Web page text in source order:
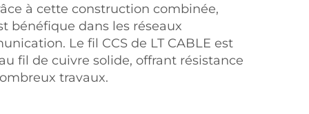
à cette construction combinée,
bénéfique dans les réseaux
Le fil CCS de LT CABLE est
fil de cuivre solide, offrant résistance
travaux.